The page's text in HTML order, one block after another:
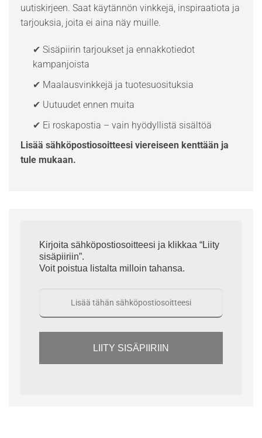
uutiskirjeen. Saat käytännön vinkkejä, inspiraatiota ja
tarjouksia, joita ei aina näy muille.
✔ Sisäpiirin tarjoukset ja ennakkotiedot
kampanjoista
✔ Maalausvinkkejä ja tuotesuosituksia
✔ Uutuudet ennen muita
✔ Ei roskapostia – vain hyödyllistä sisältöä
Lisää sähköpostiosoitteesi viereiseen kenttään ja
tule mukaan.
Kirjoita sähköpostiosoitteesi ja klikkaa “Liity
sisäpiiriin”.
Voit poistua listalta milloin tahansa.
LIITY SISÄPIIRIIN